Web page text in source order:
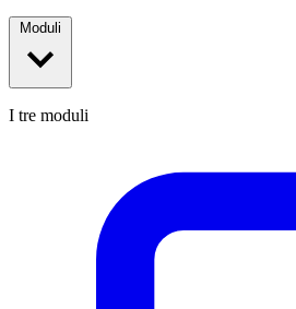
I tre moduli